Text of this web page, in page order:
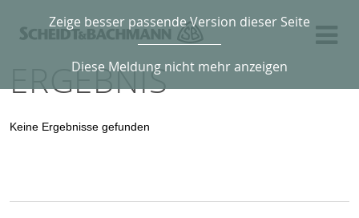
Zeige besser passende Version dieser Seite
Diese Meldung nicht mehr anzeigen
ERGEBNIS
Keine Ergebnisse gefunden